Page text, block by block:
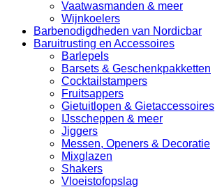
Vaatwasmanden & meer
Wijnkoelers
Barbenodigdheden van Nordicbar
Baruitrusting en Accessoires
Barlepels
Barsets & Geschenkpakketten
Cocktailstampers
Fruitsappers
Gietuitlopen & Gietaccessoires
IJsscheppen & meer
Jiggers
Messen, Openers & Decoratie
Mixglazen
Shakers
Vloeistofopslag